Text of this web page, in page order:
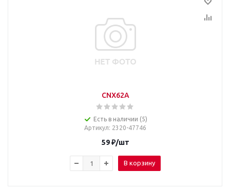
CNX62A
Есть в наличии (5)
Артикул: 2320-47746
59₽/шт
В корзину